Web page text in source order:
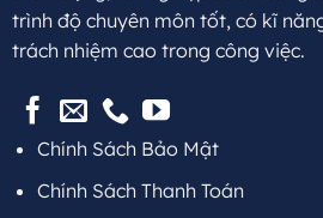
trình độ chuyên môn tốt, có kĩ
trách nhiệm cao trong công việc.
Chính Sách Bảo Mật
Chính Sách Thanh Toán